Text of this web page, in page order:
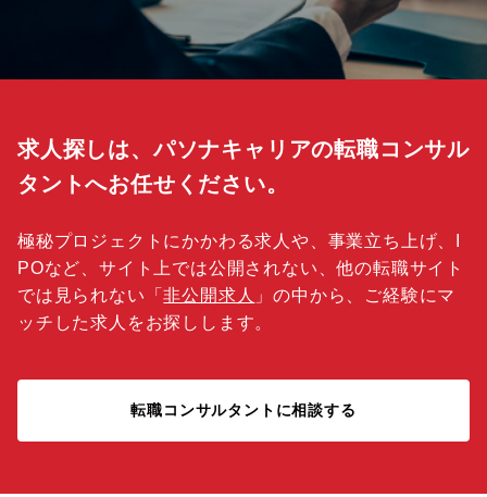
求人探しは、パソナキャリアの転職コンサル
タントへお任せください。
極秘プロジェクトにかかわる求人や、事業立ち上げ、I
POなど、サイト上では公開されない、他の転職サイト
では見られない「非公開求人 」の中から、ご経験にマ
ッチした求人をお探しします。
転職コンサルタントに相談する